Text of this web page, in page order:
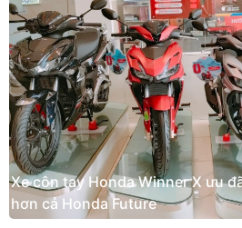
Xe côn tay Honda Winner X ưu
hơn cả Honda Future